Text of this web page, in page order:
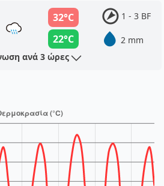
32°C
22°C
1 - 3 BF
2 mm
ανά 3 ώρες